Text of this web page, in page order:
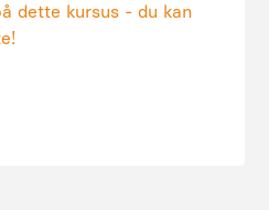
dette kursus - du kan